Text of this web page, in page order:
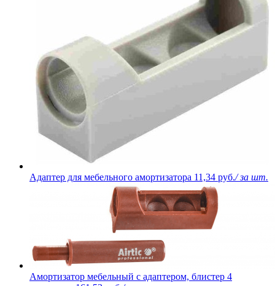
Адаптер для мебельного амортизатора 11,34 руб./ за шт.
Амортизатор мебельный с адаптером, блистер 4